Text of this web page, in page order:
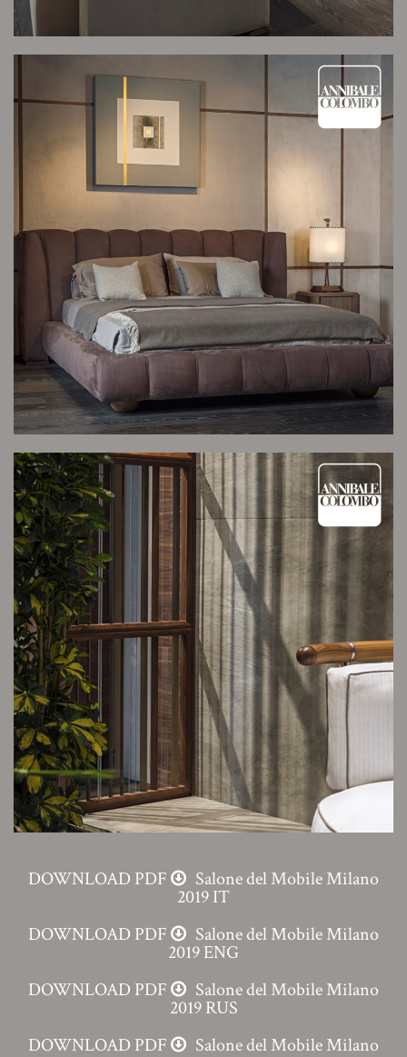
DOWNLOAD PDF Salone del Mobile Milano
2019 IT
DOWNLOAD PDF
Salone del Mobile Milano
2019 ENG
DOWNLOAD PDF
Salone del Mobile Milano
2019 RUS
DOWNLOAD PDF
Salone del Mobile Milano